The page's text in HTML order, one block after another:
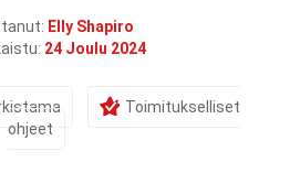
Elly Shapiro
24 Joulu 2024
Toimitukselliset
ohjeet